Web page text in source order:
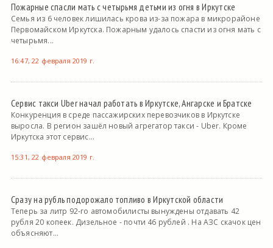
Пожарные спасли мать с четырьмя детьми из огня в Иркутске
Семья из 6 человек лишилась крова из-за пожара в микрорайоне
Первомайском Иркутска. Пожарным удалось спасти из огня мать с
четырьмя...
16:47, 22 февраля 2019 г.
Сервис такси Uber начал работать в Иркутске, Ангарске и Братске
Конкуренция в среде пассажирских перевозчиков в Иркутске
выросла. В регион зашёл новый агрегатор такси - Uber. Кроме
Иркутска этот сервис...
15:31, 22 февраля 2019 г.
Сразу на рубль подорожало топливо в Иркутской области
Теперь за литр 92-го автомобилисты вынуждены отдавать 42
рубля 20 копеек. Дизельное - почти 46 рублей . На АЗС скачок цен
объясняют...